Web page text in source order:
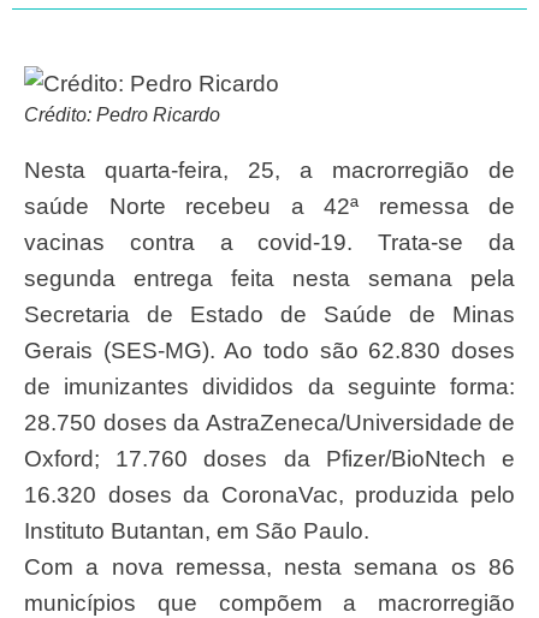
Crédito: Pedro Ricardo
Nesta quarta-feira, 25, a macrorregião de
saúde Norte recebeu a 42ª remessa de
vacinas contra a covid-19. Trata-se da
segunda entrega feita nesta semana pela
Secretaria de Estado de Saúde de Minas
Gerais (SES-MG). Ao todo são 62.830 doses
de imunizantes divididos da seguinte forma:
28.750 doses da AstraZeneca/Universidade de
Oxford; 17.760 doses da Pfizer/BioNtech e
16.320 doses da CoronaVac, produzida pelo
Instituto Butantan, em São Paulo.
Com a nova remessa, nesta semana os 86
municípios que compõem a macrorregião